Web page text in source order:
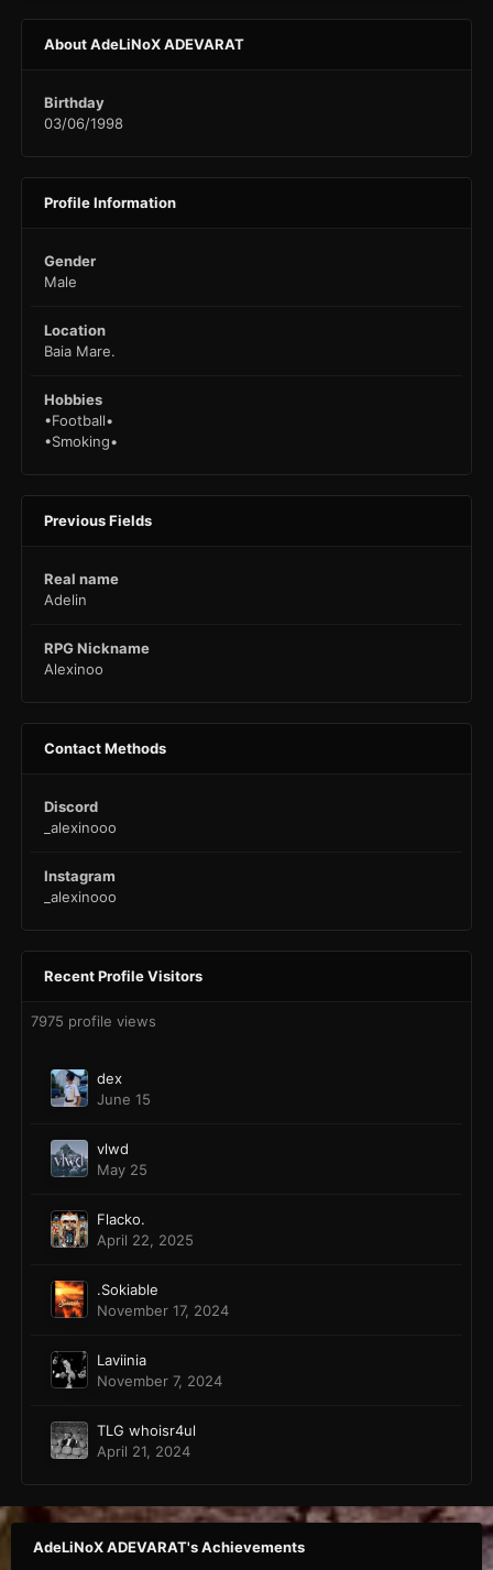
About AdeLiNoX ADEVARAT
Birthday
03/06/1998
Profile Information
Gender
Male
Location
Baia Mare.
Hobbies
•Football•
•Smoking•
Previous Fields
Real name
Adelin
RPG Nickname
Alexinoo
Contact Methods
Discord
_alexinooo
Instagram
_alexinooo
Recent Profile Visitors
7975 profile views
dex
June 15
vlwd
May 25
Flacko.
April 22, 2025
.Sokiable
November 17, 2024
Laviinia
November 7, 2024
TLG whoisr4ul
April 21, 2024
AdeLiNoX ADEVARAT's Achievements